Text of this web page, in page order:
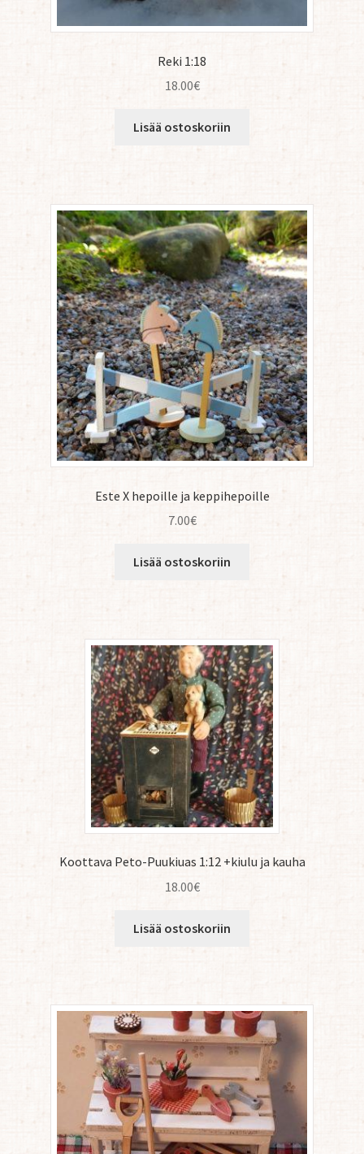
Reki 1:18
18.00€
Lisää ostoskoriin
Este X hepoille ja keppihepoille
7.00€
Lisää ostoskoriin
Koottava Peto-Puukiuas 1:12 +kiulu ja kauha
18.00€
Lisää ostoskoriin